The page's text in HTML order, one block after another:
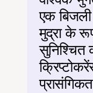
एक
मुद्रा के
सुनिश्चित